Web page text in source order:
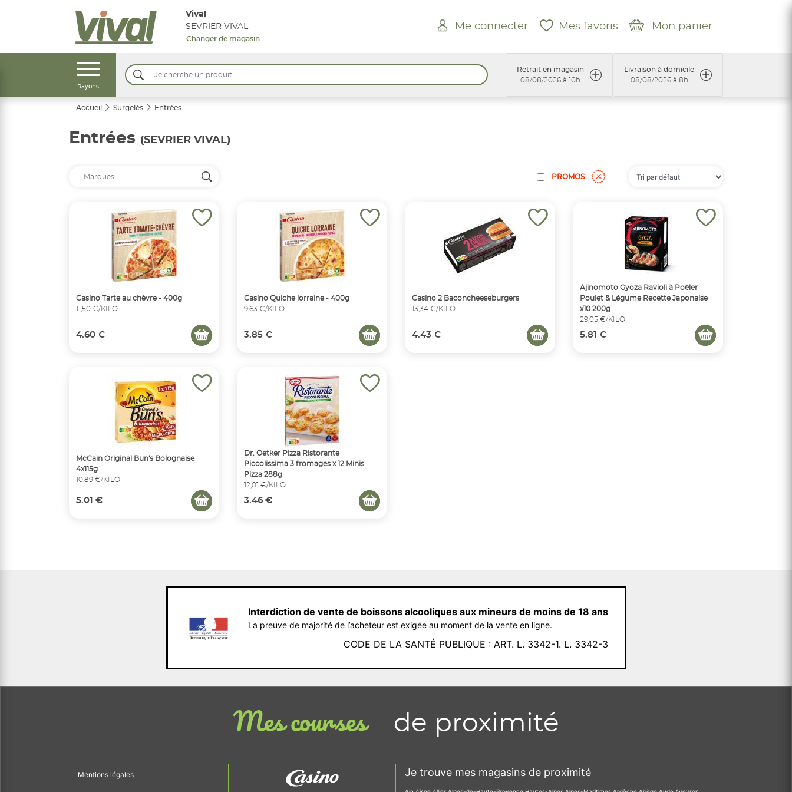
Vival
SEVRIER VIVAL
Changer de magasin
Me connecter Mes favoris Mon panier
Rayons
Retrait en magasin
08/08/2026 à 10h
Livraison à domicile
08/08/2026 à 8h
Accueil Surgelés Entrées
Entrées (SEVRIER VIVAL)
PROMOS
Casino Tarte au chèvre - 400g
11,50 €/KILO
4.60 €
Casino Quiche lorraine - 400g
9,63 €/KILO
3.85 €
Casino 2 Baconcheeseburgers
13,34 €/KILO
4.43 €
Ajinomoto Gyoza Ravioli à Poêler
Poulet & Légume Recette Japonaise
x10 200g
29,05 €/KILO
5.81 €
McCain Original Bun's Bolognaise
4x115g
10,89 €/KILO
5.01 €
Dr. Oetker Pizza Ristorante
Piccolissima 3 fromages x 12 Minis
Pizza 288g
12,01 €/KILO
3.46 €
Interdiction de vente de boissons alcooliques aux mineurs de moins de 18 ans
La preuve de majorité de l’acheteur est exigée au moment de la vente en ligne.
CODE DE LA SANTÉ PUBLIQUE : ART. L. 3342-1. L. 3342-3
Mes courses de proximité
Mentions légales Je trouve mes magasins de proximité